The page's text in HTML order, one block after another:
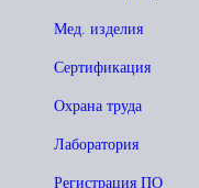
Мед. изделия
Сертификация
Охрана труда
Лаборатория
Регистрация ПО